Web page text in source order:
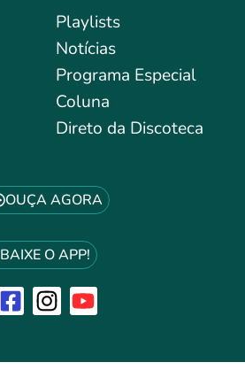
Playlists
Notícias
Programa Especial
Coluna
Direto da Discoteca
OUÇA AGORA
BAIXE O APP!